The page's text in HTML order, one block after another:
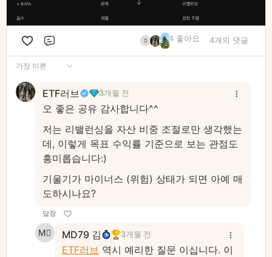
4 좋아요 4개의 댓글
가장 이른
ETF러브 3개월 전
오 좋은 공유 감사합니다^^
저는 리밸런싱을 자산 비중 조절로만 생각했는
데, 이렇게 목표 수익률 기준으로 보는 관점도
흥미롭습니다:)
기울기가 마이너스 (위험) 상태가 되면 아예 매
도하시나요?
답장
MD79 김 3개월 전
ETF러브 역시 예리한 질문 이십니다. 이